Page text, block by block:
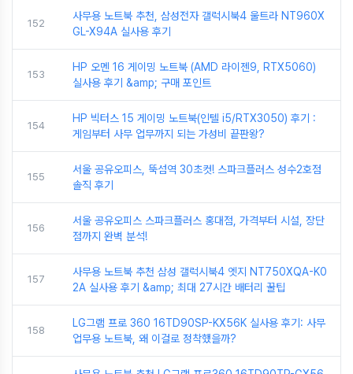
152
사무용 노트북 추천, 삼성전자 갤럭시북4 울트라 NT960X
GL-X94A 실사용 후기
153
HP 오멘 16 게이밍 노트북 (AMD 라이젠9, RTX5060)
실사용 후기 &amp; 구매 포인트
154
HP 빅터스 15 게이밍 노트북(인텔 i5/RTX3050) 후기 :
게임부터 사무 업무까지 되는 가성비 끝판왕?
155
서울 공유오피스, 뚝섬역 30초컷! 스파크플러스 성수2호점
솔직 후기
156
서울 공유오피스 스파크플러스 홍대점, 가격부터 시설, 장단
점까지 완벽 분석!
157
사무용 노트북 추천 삼성 갤럭시북4 엣지 NT750XQA-K0
2A 실사용 후기 &amp; 최대 27시간 배터리 꿀팁
158
LG그램 프로 360 16TD90SP-KX56K 실사용 후기: 사무
업무용 노트북, 왜 이걸로 정착했을까?